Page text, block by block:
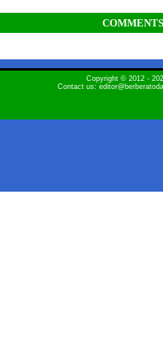
COMMENTS
Copyright © 2012 -
Contact us: